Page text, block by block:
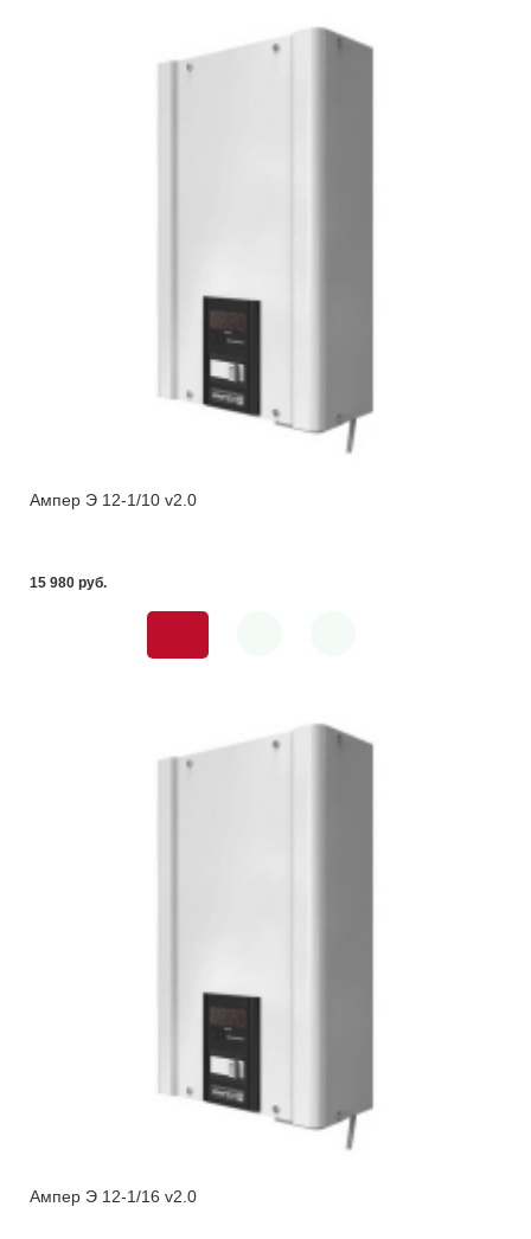
Ампер Э 12-1/10 v2.0
15 980 pуб.
Ампер Э 12-1/16 v2.0